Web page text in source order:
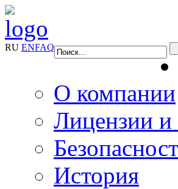
RU ENFAQ
О компании
Лицензии и
История